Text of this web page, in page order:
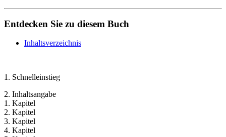
Entdecken Sie zu diesem Buch
Inhaltsverzeichnis
1. Schnelleinstieg
2. Inhaltsangabe
1. Kapitel
2. Kapitel
3. Kapitel
4. Kapitel